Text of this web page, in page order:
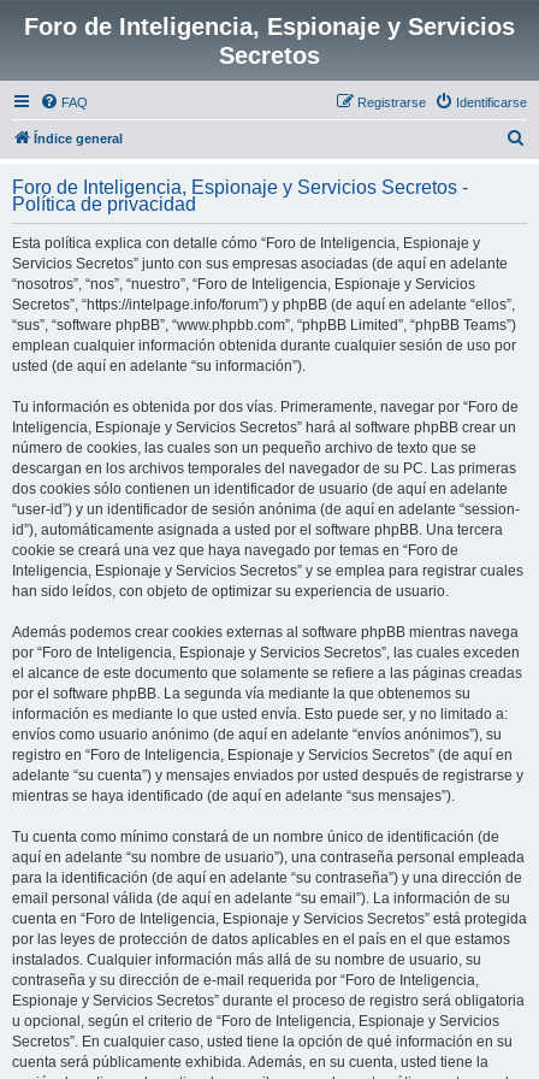
Foro de Inteligencia, Espionaje y Servicios
Secretos
FAQ Identificarse
Registrarse
Índice general
c
Foro de Inteligencia, Espionaje y Servicios Secretos -
Política de privacidad
Esta política explica con detalle cómo “Foro de Inteligencia, Espionaje y
Servicios Secretos” junto con sus empresas asociadas (de aquí en adelante
“nosotros”, “nos”, “nuestro”, “Foro de Inteligencia, Espionaje y Servicios
Secretos”, “https://intelpage.info/forum”) y phpBB (de aquí en adelante “ellos”,
“sus”, “software phpBB”, “www.phpbb.com”, “phpBB Limited”, “phpBB Teams”)
emplean cualquier información obtenida durante cualquier sesión de uso por
usted (de aquí en adelante “su información”).
Tu información es obtenida por dos vías. Primeramente, navegar por “Foro de
Inteligencia, Espionaje y Servicios Secretos” hará al software phpBB crear un
número de cookies, las cuales son un pequeño archivo de texto que se
descargan en los archivos temporales del navegador de su PC. Las primeras
dos cookies sólo contienen un identificador de usuario (de aquí en adelante
“user-id”) y un identificador de sesión anónima (de aquí en adelante “session-
id”), automáticamente asignada a usted por el software phpBB. Una tercera
cookie se creará una vez que haya navegado por temas en “Foro de
Inteligencia, Espionaje y Servicios Secretos” y se emplea para registrar cuales
han sido leídos, con objeto de optimizar su experiencia de usuario.
Además podemos crear cookies externas al software phpBB mientras navega
por “Foro de Inteligencia, Espionaje y Servicios Secretos”, las cuales exceden
el alcance de este documento que solamente se refiere a las páginas creadas
por el software phpBB. La segunda vía mediante la que obtenemos su
información es mediante lo que usted envía. Esto puede ser, y no limitado a:
envíos como usuario anónimo (de aquí en adelante “envíos anónimos”), su
registro en “Foro de Inteligencia, Espionaje y Servicios Secretos” (de aquí en
adelante “su cuenta”) y mensajes enviados por usted después de registrarse y
mientras se haya identificado (de aquí en adelante “sus mensajes”).
Tu cuenta como mínimo constará de un nombre único de identificación (de
aquí en adelante “su nombre de usuario”), una contraseña personal empleada
para la identificación (de aquí en adelante “su contraseña”) y una dirección de
email personal válida (de aquí en adelante “su email”). La información de su
cuenta en “Foro de Inteligencia, Espionaje y Servicios Secretos” está protegida
por las leyes de protección de datos aplicables en el país en el que estamos
instalados. Cualquier información más allá de su nombre de usuario, su
contraseña y su dirección de e-mail requerida por “Foro de Inteligencia,
Espionaje y Servicios Secretos” durante el proceso de registro será obligatoria
u opcional, según el criterio de “Foro de Inteligencia, Espionaje y Servicios
Secretos”. En cualquier caso, usted tiene la opción de qué información en su
cuenta será públicamente exhibida. Además, en su cuenta, usted tiene la